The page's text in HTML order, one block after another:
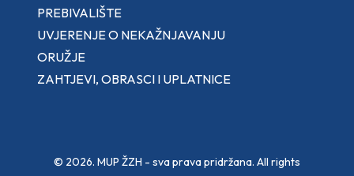
PREBIVALIŠTE
UVJERENJE O NEKAŽNJAVANJU
ORUŽJE
ZAHTJEVI, OBRASCI I UPLATNICE
© 2026. MUP ŽZH - sva prava pridržana. All rights